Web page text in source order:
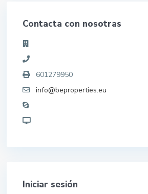
Contacta con nosotras
601279950
info@beproperties.eu
Iniciar sesión